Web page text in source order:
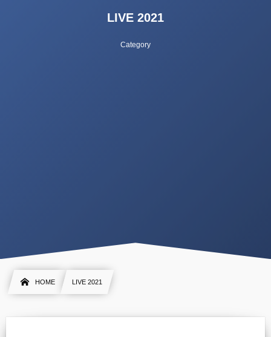
LIVE 2021
Category
HOME LIVE 2021